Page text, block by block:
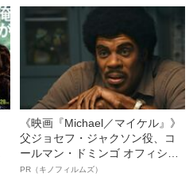
ト”が生み出した徹底ケアとは
《映画『Michael／マイケル』》
父ジョセフ・ジャクソン役、コ
ールマン・ドミンゴ オフィシャ
ルインタビュー“観客を魅了した
PR（キノフィルムズ）